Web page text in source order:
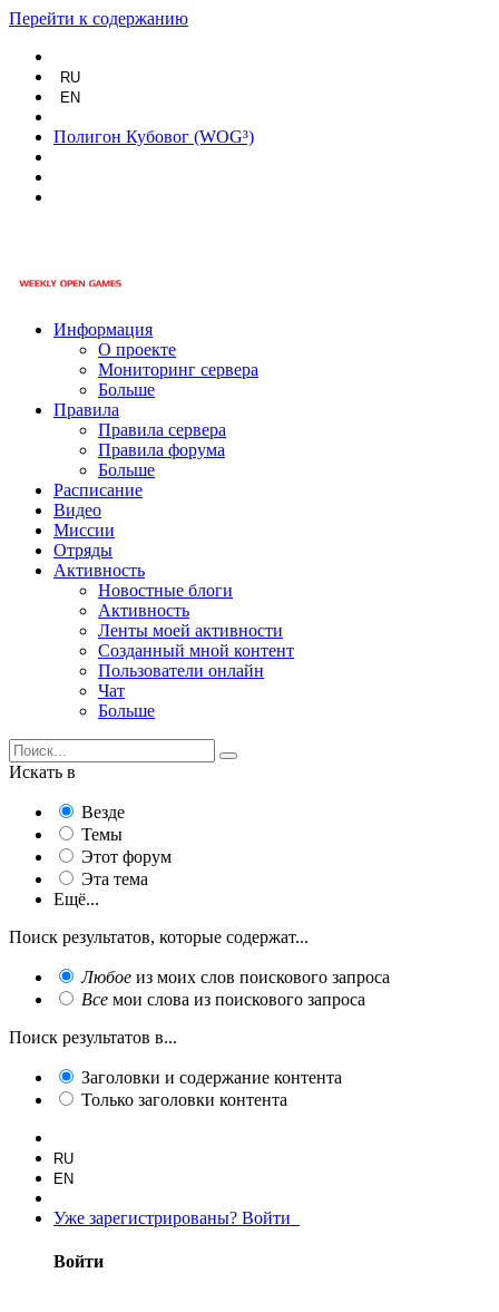
Перейти к содержанию
RU
EN
Полигон Кубовог (WOG³)
Информация
О проекте
Мониторинг сервера
Больше
Правила
Правила сервера
Правила форума
Больше
Расписание
Видео
Миссии
Отряды
Активность
Новостные блоги
Активность
Ленты моей активности
Созданный мной контент
Пользователи онлайн
Чат
Больше
Искать в
Везде
Темы
Этот форум
Эта тема
Ещё...
Поиск результатов, которые содержат...
Любое из моих слов поискового запроса
Все мои слова из поискового запроса
Поиск результатов в...
Заголовки и содержание контента
Только заголовки контента
RU
EN
Уже зарегистрированы? Войти
Войти